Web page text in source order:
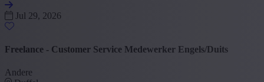
Jul 29, 2026
Freelance - Customer Service Medewerker Engels/Duits
Andere